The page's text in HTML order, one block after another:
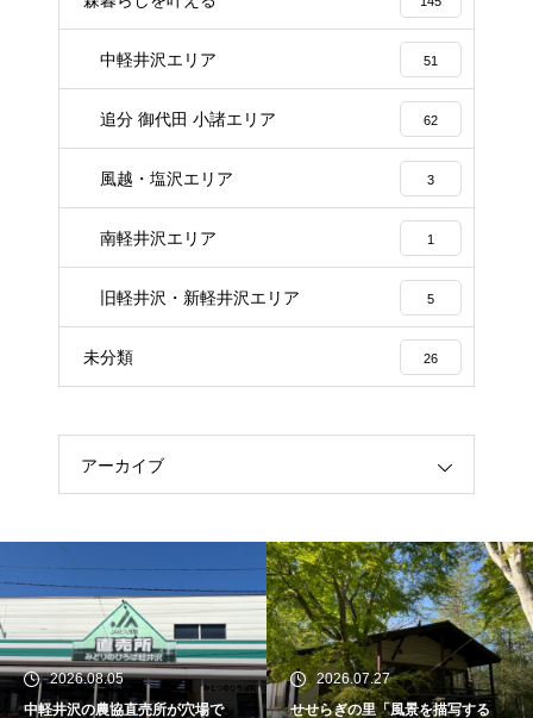
中軽井沢エリア 51
追分 御代田 小諸エリア 62
風越・塩沢エリア 3
南軽井沢エリア 1
旧軽井沢・新軽井沢エリア 5
未分類 26
アーカイブ
2026.08.05
中軽井沢の農協直売所が穴場で
2026.07.27
せせらぎの里「風景を描写する